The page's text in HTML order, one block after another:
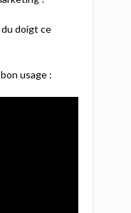
doigt ce
usage :